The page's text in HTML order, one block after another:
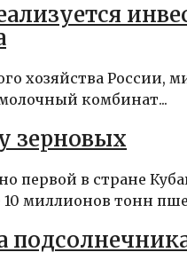
хозяйства России,
комбинат...
зерновых
первой в стране
миллионов тонн